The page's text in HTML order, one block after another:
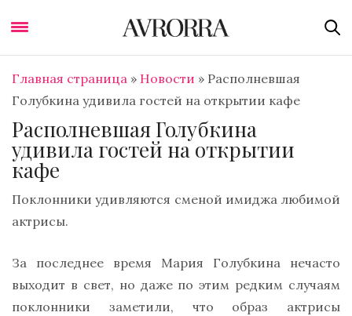
Главная страница » Новости » Располневшая
Голубкина удивила гостей на открытии кафе
Располневшая Голубкина
удивила гостей на открытии
кафе
Поклонники удивляются сменой имиджа любимой
актрисы.
За последнее время Мария Голубкина нечасто
выходит в свет, но даже по этим редким случаям
поклонники заметили, что образ актрисы